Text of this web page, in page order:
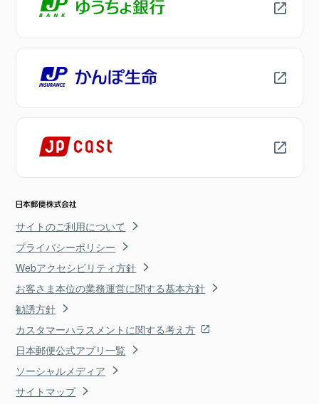
サイトのご利用について
プライバシーポリシー
Webアクセシビリティ方針
お客さま本位の業務運営に関する基本方針
勧誘方針
カスタマーハラスメントに関する考え方
日本郵便公式アプリ一覧
ソーシャルメディア
サイトマップ